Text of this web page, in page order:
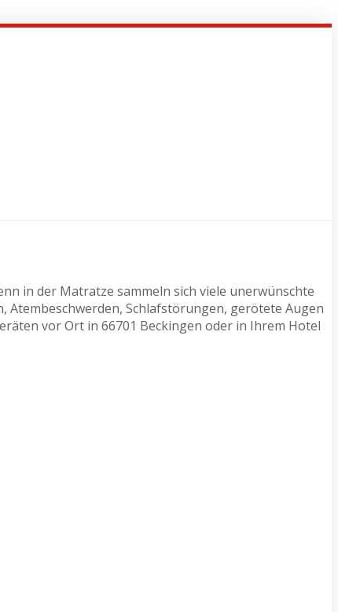
in der Matratze sammeln sich viele unerwünschte
Atembeschwerden, Schlafstörungen, gerötete Augen
vor Ort in 66701 Beckingen oder in Ihrem Hotel